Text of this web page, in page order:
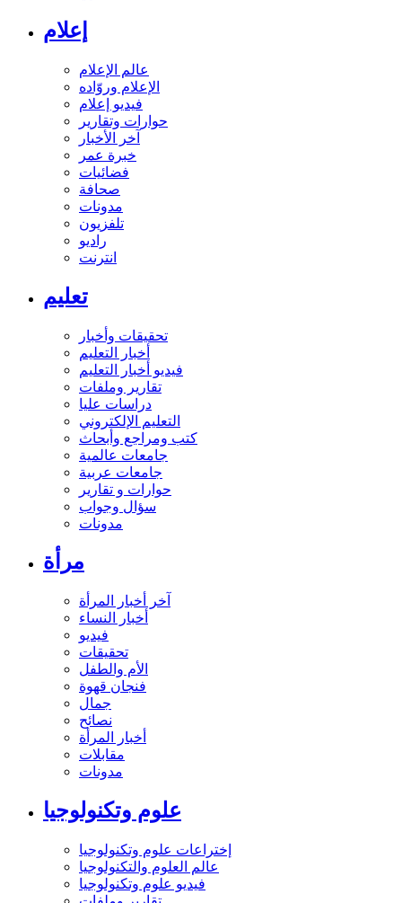
إعلام
عالم الإعلام
الإعلام وروّاده
فيديو إعلام
حوارات وتقارير
آخر الأخبار
خبرة عمر
فضائيات
صحافة
مدونات
تلفزيون
راديو
انترنت
تعليم
تحقيقات وأخبار
أخبار التعليم
فيديو أخبار التعليم
تقارير وملفات
دراسات عليا
التعليم الإلكتروني
كتب ومراجع وأبحاث
جامعات عالمية
جامعات عربية
حوارات و تقارير
سؤال وجواب
مدونات
مرأة
آخر أخبار المرأة
أخبار النساء
فيديو
تحقيقات
الأم والطفل
فنجان قهوة
جمال
نصائح
أخبار المرأة
مقابلات
مدونات
علوم وتكنولوجيا
إختراعات علوم وتكنولوجيا
عالم العلوم والتكنولوجيا
فيديو علوم وتكنولوجيا